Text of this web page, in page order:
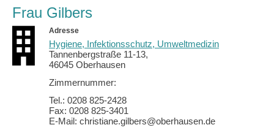
Frau Gilbers
Adresse
Hygiene, Infektionsschutz, Umweltmedizin
Tannenbergstraße 11-13,
46045 Oberhausen
Zimmernummer:
Tel.: 0208 825-2428
Fax: 0208 825-3401
E-Mail: christiane.gilbers@oberhausen.de